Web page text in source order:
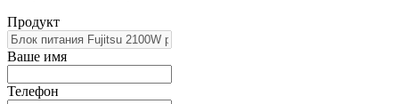
Продукт
Ваше имя
Телефон